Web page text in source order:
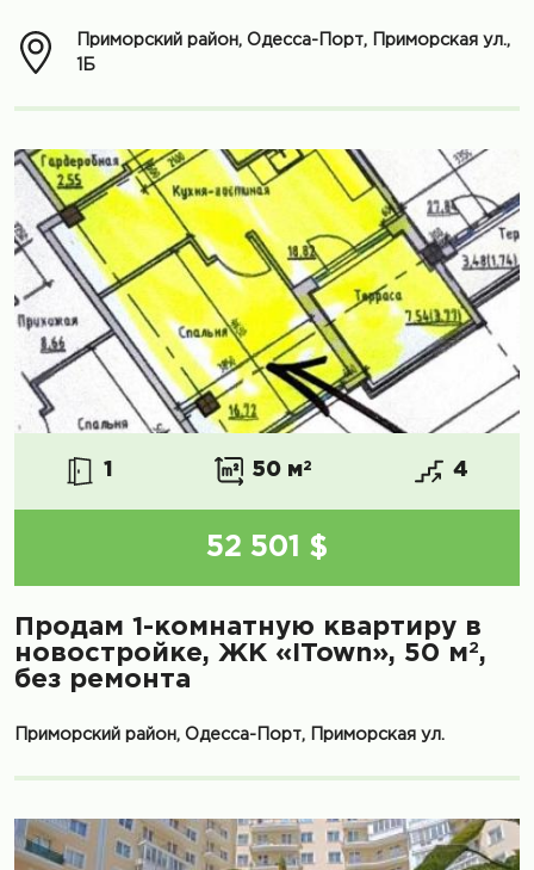
Приморский район, Одесса-Порт, Приморская ул.,
1Б
1 50 м2 4
52 501 $
Продам 1-комнатную квартиру в
новостройке, ЖК «ITown», 50 м2,
без ремонта
Приморский район, Одесса-Порт, Приморская ул.